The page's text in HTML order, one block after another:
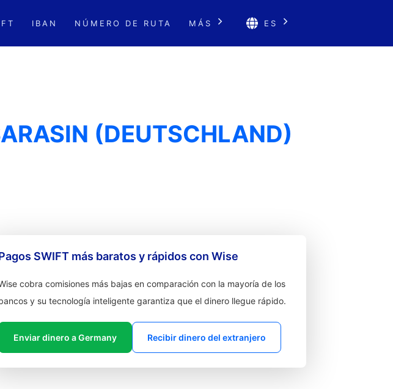
IBAN NÚMERO DE RUTA MÁS ES
(DEUTSCHLAND)
SWIFT más baratos y rápidos con Wise
cobra comisiones más bajas en comparación con la mayoría de los
y su tecnología inteligente garantiza que el dinero llegue rápido.
Enviar dinero a Germany Recibir dinero del extranjero